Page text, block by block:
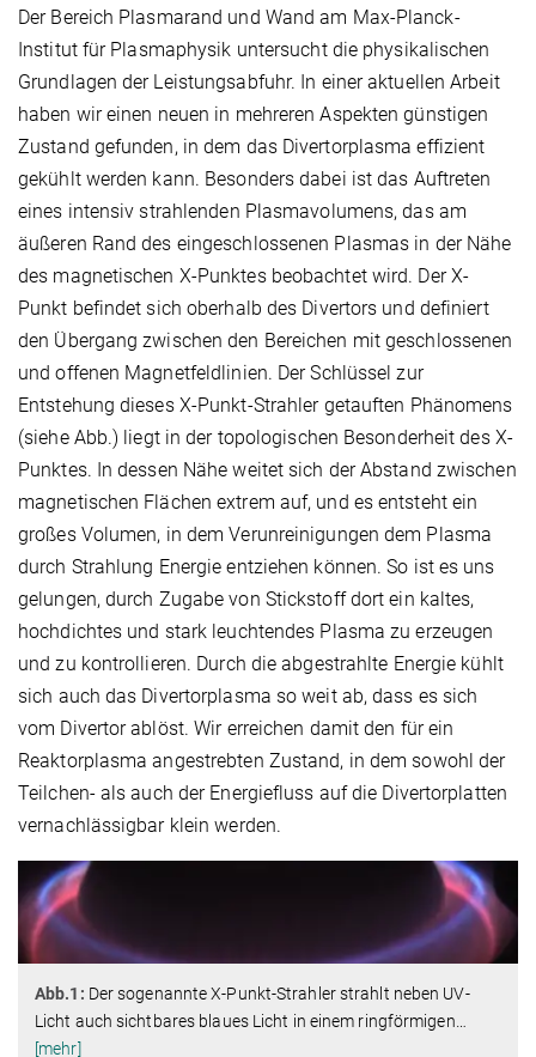
Der Bereich Plasmarand und Wand am Max-Planck-
Institut für Plasmaphysik untersucht die physikalischen
Grundlagen der Leistungsabfuhr. In einer aktuellen Arbeit
haben wir einen neuen in mehreren Aspekten günstigen
Zustand gefunden, in dem das Divertorplasma effizient
gekühlt werden kann. Besonders dabei ist das Auftreten
eines intensiv strahlenden Plasmavolumens, das am
äußeren Rand des eingeschlossenen Plasmas in der Nähe
des magnetischen X-Punktes beobachtet wird. Der X-
Punkt befindet sich oberhalb des Divertors und definiert
den Übergang zwischen den Bereichen mit geschlossenen
und offenen Magnetfeldlinien. Der Schlüssel zur
Entstehung dieses X-Punkt-Strahler getauften Phänomens
(siehe Abb.) liegt in der topologischen Besonderheit des X-
Punktes. In dessen Nähe weitet sich der Abstand zwischen
magnetischen Flächen extrem auf, und es entsteht ein
großes Volumen, in dem Verunreinigungen dem Plasma
durch Strahlung Energie entziehen können. So ist es uns
gelungen, durch Zugabe von Stickstoff dort ein kaltes,
hochdichtes und stark leuchtendes Plasma zu erzeugen
und zu kontrollieren. Durch die abgestrahlte Energie kühlt
sich auch das Divertorplasma so weit ab, dass es sich
vom Divertor ablöst. Wir erreichen damit den für ein
Reaktorplasma angestrebten Zustand, in dem sowohl der
Teilchen- als auch der Energiefluss auf die Divertorplatten
vernachlässigbar klein werden.
Abb.1: Der sogenannte X-Punkt-Strahler strahlt neben UV-
Licht auch sichtbares blaues Licht in einem ringförmigen
[mehr]